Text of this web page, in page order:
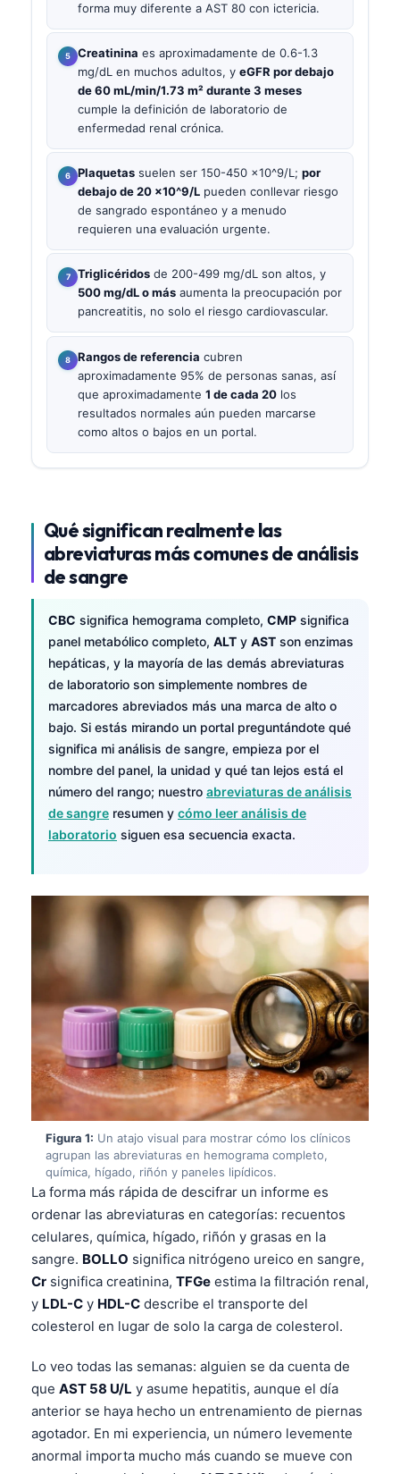
forma muy diferente a AST 80 con ictericia.
Creatinina es aproximadamente de 0.6-1.3
mg/dL en muchos adultos, y eGFR por debajo
de 60 mL/min/1.73 m² durante 3 meses
cumple la definición de laboratorio de
enfermedad renal crónica.
Plaquetas suelen ser 150-450 x10^9/L; por
debajo de 20 x10^9/L pueden conllevar riesgo
de sangrado espontáneo y a menudo
requieren una evaluación urgente.
Triglicéridos de 200-499 mg/dL son altos, y
500 mg/dL o más aumenta la preocupación por
pancreatitis, no solo el riesgo cardiovascular.
Rangos de referencia cubren
aproximadamente 95% de personas sanas, así
que aproximadamente 1 de cada 20 los
resultados normales aún pueden marcarse
como altos o bajos en un portal.
Qué significan realmente las
abreviaturas más comunes de análisis
de sangre
CBC significa hemograma completo, CMP significa
panel metabólico completo, ALT y AST son enzimas
hepáticas, y la mayoría de las demás abreviaturas
de laboratorio son simplemente nombres de
marcadores abreviados más una marca de alto o
bajo. Si estás mirando un portal preguntándote qué
significa mi análisis de sangre, empieza por el
nombre del panel, la unidad y qué tan lejos está el
número del rango; nuestro abreviaturas de análisis
de sangre resumen y cómo leer análisis de
laboratorio siguen esa secuencia exacta.
Figura 1: Un atajo visual para mostrar cómo los clínicos
agrupan las abreviaturas en hemograma completo,
química, hígado, riñón y paneles lipídicos.
La forma más rápida de descifrar un informe es
ordenar las abreviaturas en categorías: recuentos
celulares, química, hígado, riñón y grasas en la
sangre. BOLLO significa nitrógeno ureico en sangre,
Cr significa creatinina, TFGe estima la filtración renal,
y LDL-C y HDL-C describe el transporte del
colesterol en lugar de solo la carga de colesterol.
Lo veo todas las semanas: alguien se da cuenta de
que AST 58 U/L y asume hepatitis, aunque el día
anterior se haya hecho un entrenamiento de piernas
agotador. En mi experiencia, un número levemente
anormal importa mucho más cuando se mueve con